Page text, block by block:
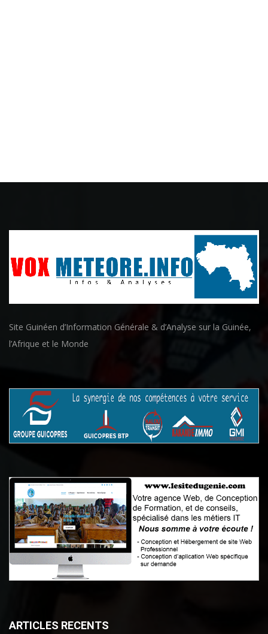
Site Guinéen d’Information Générale & d’Analyse sur la Guinée,
l’Afrique et le Monde
ARTICLES RECENTS